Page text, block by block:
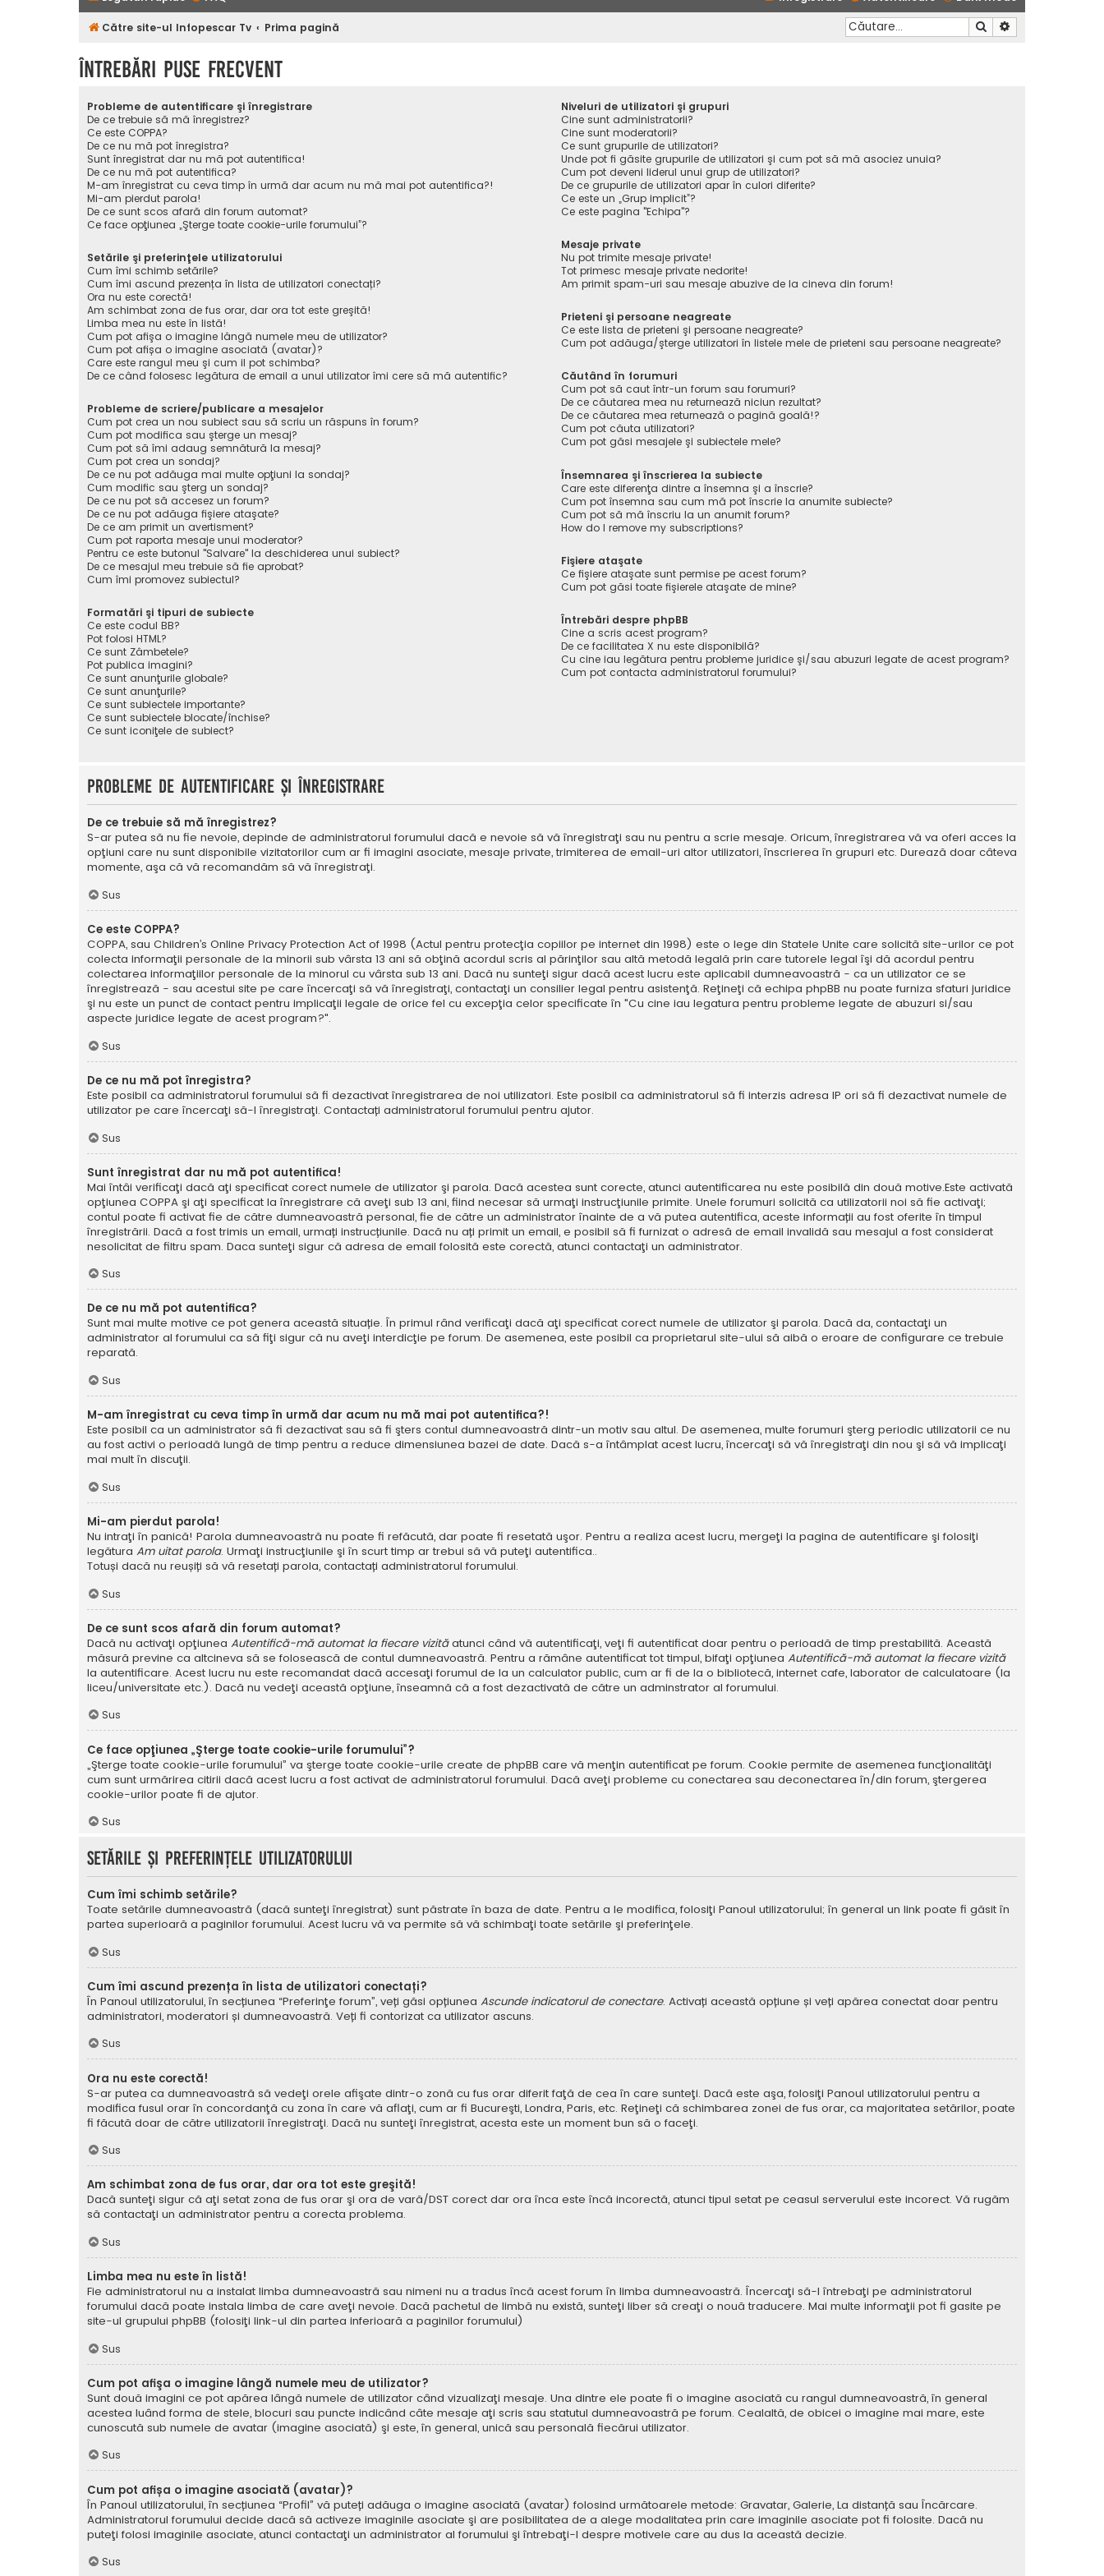
Către site-ul Infopescar Tv Prima pagină Căutare
Întrebări puse frecvent
Probleme de autentificare şi înregistrare
De ce trebuie să mă înregistrez?
Ce este COPPA?
De ce nu mă pot înregistra?
Sunt înregistrat dar nu mă pot autentifica!
De ce nu mă pot autentifica?
M-am înregistrat cu ceva timp în urmă dar acum nu mă mai pot autentifica?!
Mi-am pierdut parola!
De ce sunt scos afară din forum automat?
Ce face opţiunea „Şterge toate cookie-urile forumului”?
Setările şi preferinţele utilizatorului
Cum îmi schimb setările?
Cum îmi ascund prezența în lista de utilizatori conectați?
Ora nu este corectă!
Am schimbat zona de fus orar, dar ora tot este greşită!
Limba mea nu este în listă!
Cum pot afişa o imagine lângă numele meu de utilizator?
Cum pot afișa o imagine asociată (avatar)?
Care este rangul meu şi cum il pot schimba?
De ce când folosesc legătura de email a unui utilizator îmi cere să mă autentific?
Probleme de scriere/publicare a mesajelor
Cum pot crea un nou subiect sau să scriu un răspuns în forum?
Cum pot modifica sau şterge un mesaj?
Cum pot să îmi adaug semnătură la mesaj?
Cum pot crea un sondaj?
De ce nu pot adăuga mai multe opţiuni la sondaj?
Cum modific sau şterg un sondaj?
De ce nu pot să accesez un forum?
De ce nu pot adăuga fişiere ataşate?
De ce am primit un avertisment?
Cum pot raporta mesaje unui moderator?
Pentru ce este butonul "Salvare" la deschiderea unui subiect?
De ce mesajul meu trebuie să fie aprobat?
Cum îmi promovez subiectul?
Formatări şi tipuri de subiecte
Ce este codul BB?
Pot folosi HTML?
Ce sunt Zâmbetele?
Pot publica imagini?
Ce sunt anunţurile globale?
Ce sunt anunţurile?
Ce sunt subiectele importante?
Ce sunt subiectele blocate/închise?
Ce sunt iconiţele de subiect?
Niveluri de utilizatori şi grupuri
Cine sunt administratorii?
Cine sunt moderatorii?
Ce sunt grupurile de utilizatori?
Unde pot fi găsite grupurile de utilizatori şi cum pot să mă asociez unuia?
Cum pot deveni liderul unui grup de utilizatori?
De ce grupurile de utilizatori apar în culori diferite?
Ce este un „Grup implicit”?
Ce este pagina "Echipa"?
Mesaje private
Nu pot trimite mesaje private!
Tot primesc mesaje private nedorite!
Am primit spam-uri sau mesaje abuzive de la cineva din forum!
Prieteni şi persoane neagreate
Ce este lista de prieteni şi persoane neagreate?
Cum pot adăuga/şterge utilizatori în listele mele de prieteni sau persoane neagreate?
Căutând în forumuri
Cum pot să caut într-un forum sau forumuri?
De ce căutarea mea nu returnează niciun rezultat?
De ce căutarea mea returnează o pagină goală!?
Cum pot căuta utilizatori?
Cum pot găsi mesajele şi subiectele mele?
Însemnarea şi înscrierea la subiecte
Care este diferenţa dintre a însemna şi a înscrie?
Cum pot însemna sau cum mă pot înscrie la anumite subiecte?
Cum pot să mă înscriu la un anumit forum?
How do I remove my subscriptions?
Fişiere ataşate
Ce fişiere ataşate sunt permise pe acest forum?
Cum pot găsi toate fişierele ataşate de mine?
Întrebări despre phpBB
Cine a scris acest program?
De ce facilitatea X nu este disponibilă?
Cu cine iau legătura pentru probleme juridice şi/sau abuzuri legate de acest program?
Cum pot contacta administratorul forumului?
Probleme de autentificare şi înregistrare
De ce trebuie să mă înregistrez?
S-ar putea să nu fie nevoie, depinde de administratorul forumului dacă e nevoie să vă înregistraţi sau nu pentru a scrie mesaje. Oricum, înregistrarea vă va oferi acces la
opţiuni care nu sunt disponibile vizitatorilor cum ar fi imagini asociate, mesaje private, trimiterea de email-uri altor utilizatori, înscrierea în grupuri etc. Durează doar câteva
momente, aşa că vă recomandăm să vă înregistraţi.
Sus
Ce este COPPA?
COPPA, sau Children’s Online Privacy Protection Act of 1998 (Actul pentru protecţia copiilor pe internet din 1998) este o lege din Statele Unite care solicită site-urilor ce pot
colecta informaţii personale de la minorii sub vârsta 13 ani să obţină acordul scris al părinţilor sau altă metodă legală prin care tutorele legal îşi dă acordul pentru
colectarea informaţiilor personale de la minorul cu vârsta sub 13 ani. Dacă nu sunteţi sigur dacă acest lucru este aplicabil dumneavoastră - ca un utilizator ce se
înregistrează - sau acestui site pe care încercaţi să vă înregistraţi, contactaţi un consilier legal pentru asistenţă. Reţineţi că echipa phpBB nu poate furniza sfaturi juridice
şi nu este un punct de contact pentru implicaţii legale de orice fel cu excepţia celor specificate în "Cu cine iau legatura pentru probleme legate de abuzuri si/sau
aspecte juridice legate de acest program?".
Sus
De ce nu mă pot înregistra?
Este posibil ca administratorul forumului să fi dezactivat înregistrarea de noi utilizatori. Este posibil ca administratorul să fi interzis adresa IP ori să fi dezactivat numele de
utilizator pe care încercaţi să-l înregistraţi. Contactați administratorul forumului pentru ajutor.
Sus
Sunt înregistrat dar nu mă pot autentifica!
Mai întâi verificaţi dacă aţi specificat corect numele de utilizator şi parola. Dacă acestea sunt corecte, atunci autentificarea nu este posibilă din două motive.Este activată
opţiunea COPPA şi aţi specificat la înregistrare că aveţi sub 13 ani, fiind necesar să urmaţi instrucţiunile primite. Unele forumuri solicită ca utilizatorii noi să fie activaţi;
contul poate fi activat fie de către dumneavoastră personal, fie de către un administrator înainte de a vă putea autentifica, aceste informații au fost oferite în timpul
înregistrării. Dacă a fost trimis un email, urmați instrucțiunile. Dacă nu ați primit un email, e posibil să fi furnizat o adresă de email invalidă sau mesajul a fost considerat
nesolicitat de filtru spam. Daca sunteţi sigur că adresa de email folosită este corectă, atunci contactaţi un administrator.
Sus
De ce nu mă pot autentifica?
Sunt mai multe motive ce pot genera această situație. În primul rând verificaţi dacă aţi specificat corect numele de utilizator şi parola. Dacă da, contactaţi un
administrator al forumului ca să fiţi sigur că nu aveţi interdicţie pe forum. De asemenea, este posibil ca proprietarul site-ului să aibă o eroare de configurare ce trebuie
reparată.
Sus
M-am înregistrat cu ceva timp în urmă dar acum nu mă mai pot autentifica?!
Este posibil ca un administrator să fi dezactivat sau să fi şters contul dumneavoastră dintr-un motiv sau altul. De asemenea, multe forumuri şterg periodic utilizatorii ce nu
au fost activi o perioadă lungă de timp pentru a reduce dimensiunea bazei de date. Dacă s-a întâmplat acest lucru, încercaţi să vă înregistraţi din nou şi să vă implicaţi
mai mult în discuţii.
Sus
Mi-am pierdut parola!
Nu intraţi în panică! Parola dumneavoastră nu poate fi refăcută, dar poate fi resetată uşor. Pentru a realiza acest lucru, mergeţi la pagina de autentificare şi folosiţi
legătura Am uitat parola. Urmaţi instrucţiunile şi în scurt timp ar trebui să vă puteţi autentifica..
Totuși dacă nu reușiți să vă resetați parola, contactați administratorul forumului.
Sus
De ce sunt scos afară din forum automat?
Dacă nu activaţi opţiunea Autentifică-mă automat la fiecare vizităatunci când vă autentificaţi, veţi fi autentificat doar pentru o perioadă de timp prestabilită. Această
măsură previne ca altcineva să se folosească de contul dumneavoastră. Pentru a rămâne autentificat tot timpul, bifaţi opţiunea Autentifică-mă automat la fiecare vizită
la autentificare. Acest lucru nu este recomandat dacă accesaţi forumul de la un calculator public, cum ar fi de la o bibliotecă, internet cafe, laborator de calculatoare (la
liceu/universitate etc.). Dacă nu vedeţi această opţiune, înseamnă că a fost dezactivată de către un adminstrator al forumului.
Sus
Ce face opţiunea „Şterge toate cookie-urile forumului”?
„Şterge toate cookie-urile forumului” va şterge toate cookie-urile create de phpBB care vă menţin autentificat pe forum. Cookie permite de asemenea funcţionalităţi
cum sunt urmărirea citirii dacă acest lucru a fost activat de administratorul forumului. Dacă aveţi probleme cu conectarea sau deconectarea în/din forum, ştergerea
cookie-urilor poate fi de ajutor.
Sus
Setările şi preferinţele utilizatorului
Cum îmi schimb setările?
Toate setările dumneavoastră (dacă sunteţi înregistrat) sunt păstrate în baza de date. Pentru a le modifica, folosiţi Panoul utilizatorului; în general un link poate fi găsit în
partea superioară a paginilor forumului. Acest lucru vă va permite să vă schimbaţi toate setările şi preferinţele.
Sus
Cum îmi ascund prezența în lista de utilizatori conectați?
În Panoul utilizatorului, în secțiunea “Preferinţe forum”, veți găsi opțiunea Ascunde indicatorul de conectare. Activați această opțiune și veți apărea conectat doar pentru
administratori, moderatori și dumneavoastră. Veți fi contorizat ca utilizator ascuns.
Sus
Ora nu este corectă!
S-ar putea ca dumneavoastră să vedeţi orele afişate dintr-o zonă cu fus orar diferit faţă de cea în care sunteţi. Dacă este aşa, folosiţi Panoul utilizatorului pentru a
modifica fusul orar în concordanţă cu zona în care vă aflaţi, cum ar fi Bucureşti, Londra, Paris, etc. Reţineţi că schimbarea zonei de fus orar, ca majoritatea setărilor, poate
fi făcută doar de către utilizatorii înregistraţi. Dacă nu sunteţi înregistrat, acesta este un moment bun să o faceţi.
Sus
Am schimbat zona de fus orar, dar ora tot este greşită!
Dacă sunteţi sigur că aţi setat zona de fus orar şi ora de vară/DST corect dar ora înca este încă incorectă, atunci tipul setat pe ceasul serverului este incorect. Vă rugăm
să contactaţi un administrator pentru a corecta problema.
Sus
Limba mea nu este în listă!
Fie administratorul nu a instalat limba dumneavoastră sau nimeni nu a tradus încă acest forum în limba dumneavoastră. Încercaţi să-l întrebaţi pe administratorul
forumului dacă poate instala limba de care aveţi nevoie. Dacă pachetul de limbă nu există, sunteţi liber să creaţi o nouă traducere. Mai multe informaţii pot fi gasite pe
site-ul grupului phpBB (folosiţi link-ul din partea inferioară a paginilor forumului)
Sus
Cum pot afişa o imagine lângă numele meu de utilizator?
Sunt două imagini ce pot apărea lângă numele de utilizator când vizualizaţi mesaje. Una dintre ele poate fi o imagine asociată cu rangul dumneavoastră, în general
acestea luând forma de stele, blocuri sau puncte indicând câte mesaje aţi scris sau statutul dumneavoastră pe forum. Cealaltă, de obicei o imagine mai mare, este
cunoscută sub numele de avatar (imagine asociată) şi este, în general, unică sau personală fiecărui utilizator.
Sus
Cum pot afișa o imagine asociată (avatar)?
În Panoul utilizatorului, în secțiunea “Profil” vă puteți adăuga o imagine asociată (avatar) folosind următoarele metode: Gravatar, Galerie, La distanță sau Încărcare.
Administratorul forumului decide dacă să activeze imaginile asociate şi are posibilitatea de a alege modalitatea prin care imaginile asociate pot fi folosite. Dacă nu
puteţi folosi imaginile asociate, atunci contactaţi un administrator al forumului şi întrebaţi-l despre motivele care au dus la această decizie.
Sus